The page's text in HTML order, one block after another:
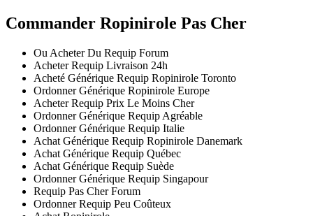
Commander Ropinirole Pas Cher
Ou Acheter Du Requip Forum
Acheter Requip Livraison 24h
Acheté Générique Requip Ropinirole Toronto
Ordonner Générique Ropinirole Europe
Acheter Requip Prix Le Moins Cher
Ordonner Générique Requip Agréable
Ordonner Générique Requip Italie
Achat Générique Requip Ropinirole Danemark
Achat Générique Requip Québec
Achat Générique Requip Suède
Ordonner Générique Requip Singapour
Requip Pas Cher Forum
Ordonner Requip Peu Coûteux